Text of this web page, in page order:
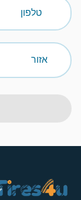
טלפון
אזור